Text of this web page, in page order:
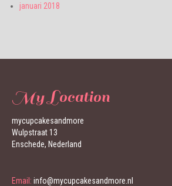
januari 2018
My Location
mycupcakesandmore
Wulpstraat 13
Enschede, Nederland
Email: info@mycupcakesandmore.nl